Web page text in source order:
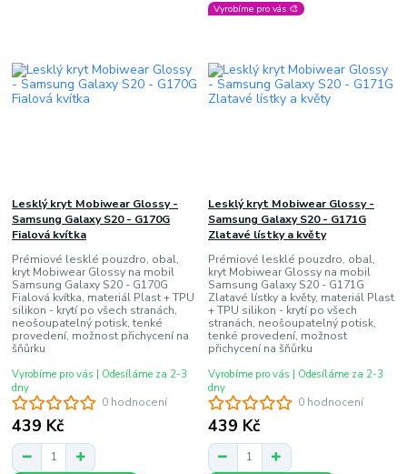
0 hodnocení
Lesklý kryt Mobiwear Glossy -
Samsung Galaxy S20 - G170G
Fialová kvítka
Prémiové lesklé pouzdro, obal,
kryt Mobiwear Glossy na mobil
Samsung Galaxy S20 - G170G
Fialová kvítka, materiál Plast + TPU
silikon - krytí po všech stranách,
neošoupatelný potisk, tenké
provedení, možnost přichycení na
šňůrku
439 Kč
Vyrobíme pro vás | Odesíláme za 2-3
dny
Vyrobíme pro vás 🎨
0 hodnocení
Lesklý kryt Mobiwear Glossy -
Samsung Galaxy S20 - G171G
Zlatavé lístky a květy
Prémiové lesklé pouzdro, obal,
kryt Mobiwear Glossy na mobil
Samsung Galaxy S20 - G171G
Zlatavé lístky a květy, materiál Plast
+ TPU silikon - krytí po všech
stranách, neošoupatelný potisk,
tenké provedení, možnost
přichycení na šňůrku
439 Kč
Vyrobíme pro vás | Odesíláme za 2-3
dny